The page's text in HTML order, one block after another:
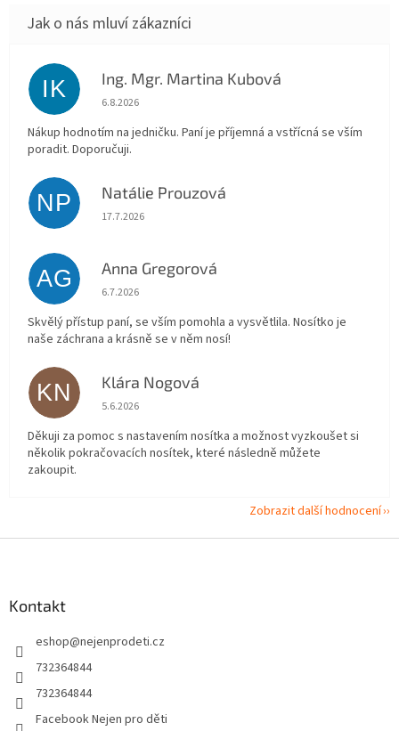
IK Ing. Mgr. Martina Kubová
Hodnocení obchodu je 5 z 5 hvězdiček.
6.8.2026
Nákup hodnotím na jedničku. Paní je příjemná a vstřícná se vším
poradit. Doporučuji.
NP Natálie Prouzová
Hodnocení obchodu je 5 z 5 hvězdiček.
17.7.2026
AG Anna Gregorová
Hodnocení obchodu je 5 z 5 hvězdiček.
6.7.2026
Skvělý přístup paní, se vším pomohla a vysvětlila. Nosítko je
naše záchrana a krásně se v něm nosí!
KN Klára Nogová
Hodnocení obchodu je 5 z 5 hvězdiček.
5.6.2026
Děkuji za pomoc s nastavením nosítka a možnost vyzkoušet si
několik pokračovacích nosítek, které následně můžete
zakoupit.
Zobrazit další hodnocení
Kontakt
eshop@nejenprodeti.cz
732364844
732364844
Facebook Nejen pro děti